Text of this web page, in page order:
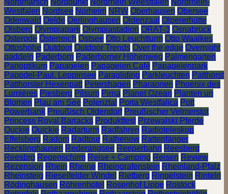
Westfalen Nordsee Norheim NRW Oberhausen Obersee
Odenwald Oelde Oerlinghausen Oldenzaal Olpererhütte
Olsberg Olympiapark Olympiastadion ORAT-3 Osnabrück
Osterode Österreich Ostsee Otto Leuchtturm Otto Waalkes
Ottoshöhe Outdoor Outdoor Trends Over the edge Overnight
paddeln Paderborn Paderborner Höhenweg Palmengarten
Panoptikum Papageien Papageien Café Papageienpark
Pappdel-Paul. Leppinsee Paragliding Parkleuchten Patthorst
Patthorster Hexenpatt Petershagen Pharaonen Phoenix des
Lumières Piesberg Pilsum Pirna Planet Ozean Planten un
Blomen Plau am See Polenztal Porta Westfalica Pott
Powerbank Preußisch Oldendorf Preußischer Velmerstot
Princess Royal Barracks Produkttest Przewalski Pferde
Quckie Quickie Radarturm Radfahren Radioteleskop
Effelsberg Radom Radtour Rathenow Rattenfänger
Recklinghausen Rederangsee Reeperbahn Reesberg
Reesbrg Regenschirm Reise + Camping Reisen Review
Rezension Rhein Rheine Rheingrafenstein Rheinland-Pfalz
Rheinsteig Rieselfelder Windel Rietberg Ringelstein Rinteln
Rödinghausen Röhrenhotel Rosenhof Lippe Rostock